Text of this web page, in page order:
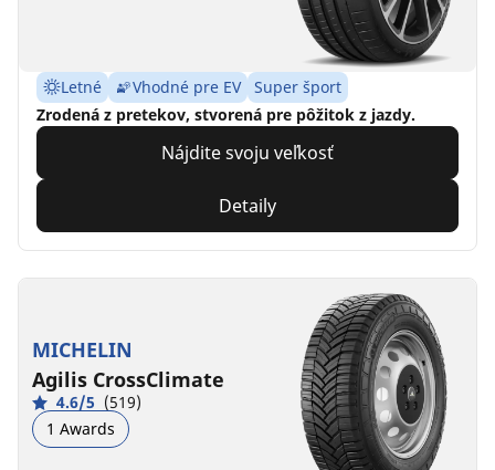
Letné Vhodné pre EV
Super šport
Zrodená z pretekov, stvorená pre pôžitok z jazdy.
Nájdite svoju veľkosť
Detaily
MICHELIN
Agilis CrossClimate
4.6/5 (519)
1 Awards